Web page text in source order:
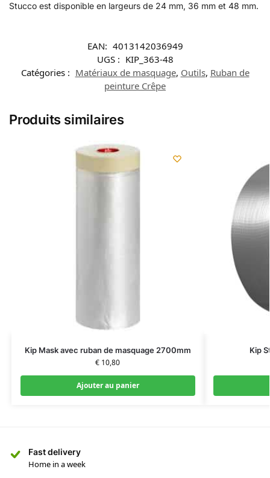
Stucco est disponible en largeurs de 24 mm, 36 mm et 48 mm.
EAN: 4013142036949
UGS : KIP_363-48
Catégories : Matériaux de masquage, Outils, Ruban de
peinture Crêpe
Produits similaires
Kip Mask avec ruban de masquage 2700mm
€ 10,80
Ajouter au panier
Kip
Fast delivery
Home in a week